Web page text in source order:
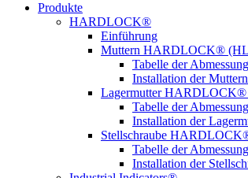
Produkte
HARDLOCK®
Einführung
Muttern HARDLOCK®
Tabelle der
Installation der
Lagermutter
Tabelle der
Installation der
Stellschraube
Tabelle der
Installation der